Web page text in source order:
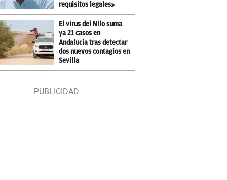
requisitos legales»
El virus del Nilo suma
ya 21 casos en
Andalucía tras detectar
dos nuevos contagios en
Sevilla